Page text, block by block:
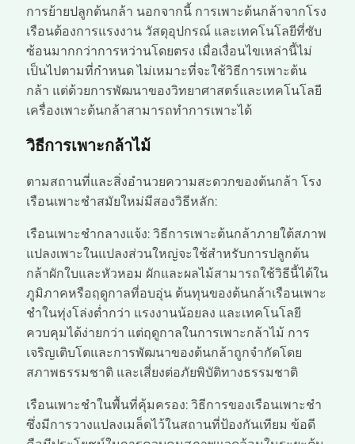
การย้ายปลูกต้นกล้า นอกจากนี้ การเพาะต้นกล้าจากโรง
เรือนต้องการแรงงาน วัสดุอุปกรณ์ และเทคโนโลยีที่ซับ
ซ้อนมากกว่าการหว่านโดยตรง เมื่อเงื่อนไขเหล่านี้ไม่
เป็นไปตามที่กำหนด ไม่เหมาะที่จะใช้วิธีการเพาะต้น
กล้า แต่ด้วยการพัฒนาของวิทยาศาสตร์และเทคโนโลยี
เครื่องเพาะต้นกล้าสามารถทำการเพาะได้
วิธีการเพาะกล้าไม้
ตามสถานที่และสิ่งอำนวยความสะดวกของต้นกล้า โรง
เรือนเพาะชำสมัยใหม่มีสองวิธีหลัก:
เรือนเพาะชำกลางแจ้ง: วิธีการเพาะต้นกล้าภายใต้สภาพ
แปลงเพาะในแปลงส่วนใหญ่จะใช้สำหรับการปลูกต้น
กล้าผักใบและหัวหอม ผักและผลไม้สามารถใช้วิธีนี้ได้ใน
ภูมิภาคหรือฤดูกาลที่อบอุ่น ต้นทุนของต้นกล้าเรือนเพาะ
ชำในทุ่งโล่งต่ำกว่า แรงงานน้อยลง และเทคโนโลยี
ควบคุมได้ง่ายกว่า แต่ฤดูกาลในการเพาะกล้าไม้ การ
เจริญเติบโตและการพัฒนาของต้นกล้าถูกจำกัดโดย
สภาพธรรมชาติ และเสี่ยงต่อภัยพิบัติทางธรรมชาติ
เรือนเพาะชำในพื้นที่คุ้มครอง: วิธีการของเรือนเพาะชำ
ซึ่งมีการวางแปลงเมล็ดไว้ในสถานที่ป้องกันเทียม ข้อดี